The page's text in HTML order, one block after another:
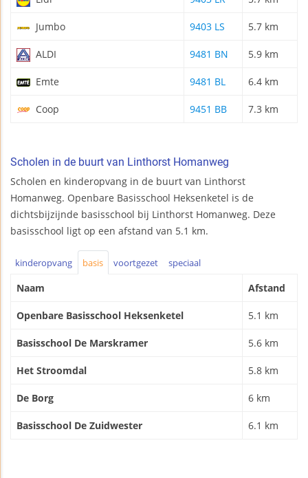
Jumbo 9403 LS 5.7 km
ALDI 9481 BN 5.9 km
Emte 9481 BL 6.4 km
Coop 9451 BB 7.3 km
Scholen in de buurt van Linthorst Homanweg
Scholen en kinderopvang in de buurt van Linthorst
Homanweg. Openbare Basisschool Heksenketel is de
dichtsbijzijnde basisschool bij Linthorst Homanweg. Deze
basisschool ligt op een afstand van 5.1 km.
kinderopvang basis voortgezet speciaal
Naam Afstand
Openbare Basisschool Heksenketel 5.1 km
Basisschool De Marskramer 5.6 km
Het Stroomdal 5.8 km
De Borg 6 km
Basisschool De Zuidwester 6.1 km